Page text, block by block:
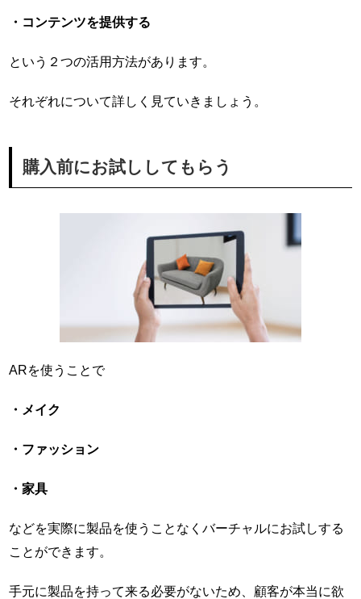
・コンテンツを提供する
という２つの活用方法があります。
それぞれについて詳しく見ていきましょう。
購入前にお試ししてもらう
ARを使うことで
・メイク
・ファッション
・家具
などを実際に製品を使うことなくバーチャルにお試しする
ことができます。
手元に製品を持って来る必要がないため、顧客が本当に欲